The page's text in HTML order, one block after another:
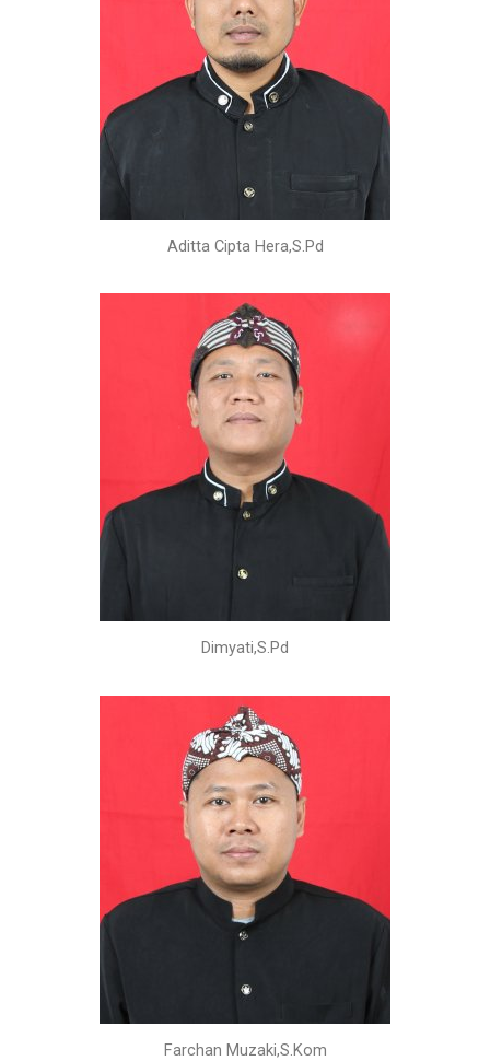
Aditta Cipta Hera,S.Pd
Dimyati,S.Pd
Farchan Muzaki,S.Kom